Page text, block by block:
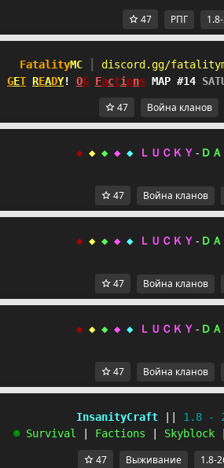
47 РПГ
FatalityMC discord.gg/
GET READY! OG Factions MAP #14
47 Война кланов
◆ ◆ ◆ ◆ ◆ ＬＵＣＫＹ - Ｄ
47 Война кланов
◆ ◆ ◆ ◆ ◆ ＬＵＣＫＹ - Ｄ
47 Война кланов
◆ ◆ ◆ ◆ ◆ ＬＵＣＫＹ - Ｄ
47 Война кланов
InsanityCraft
1.8 -
☻ Survival Factions Skyblock
47 Выживание 1.8-